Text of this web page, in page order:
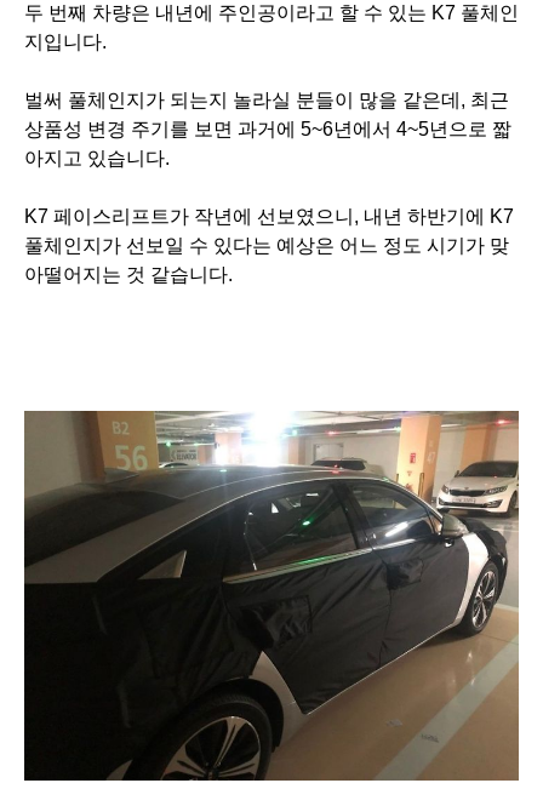
두 번째 차량은 내년에 주인공이라고 할 수 있는 K7 풀체인
지입니다.
벌써 풀체인지가 되는지 놀라실 분들이 많을 같은데, 최근
상품성 변경 주기를 보면 과거에 5~6년에서 4~5년으로 짧
아지고 있습니다.
K7 페이스리프트가 작년에 선보였으니, 내년 하반기에 K7
풀체인지가 선보일 수 있다는 예상은 어느 정도 시기가 맞
아떨어지는 것 같습니다.